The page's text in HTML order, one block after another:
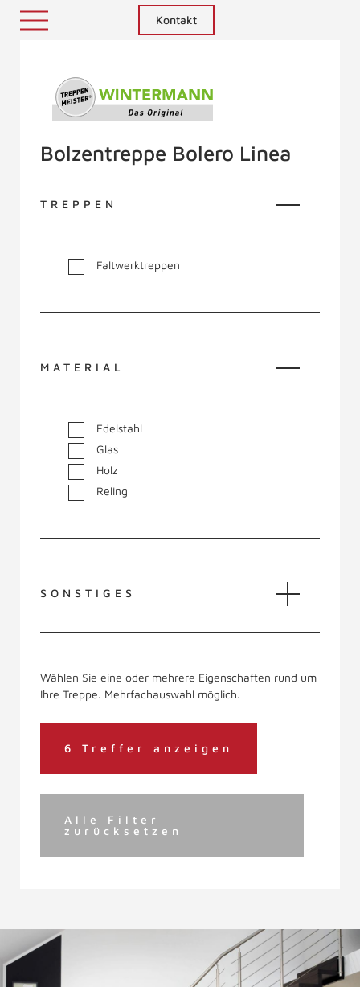
Kontakt
Bolzentreppe Bolero Linea
TREPPEN
Faltwerktreppen
MATERIAL
Edelstahl
Glas
Holz
Reling
SONSTIGES
Wählen Sie eine oder mehrere Eigenschaften rund um
Ihre Treppe. Mehrfachauswahl möglich.
6 Treffer anzeigen
Alle Filter
zurücksetzen